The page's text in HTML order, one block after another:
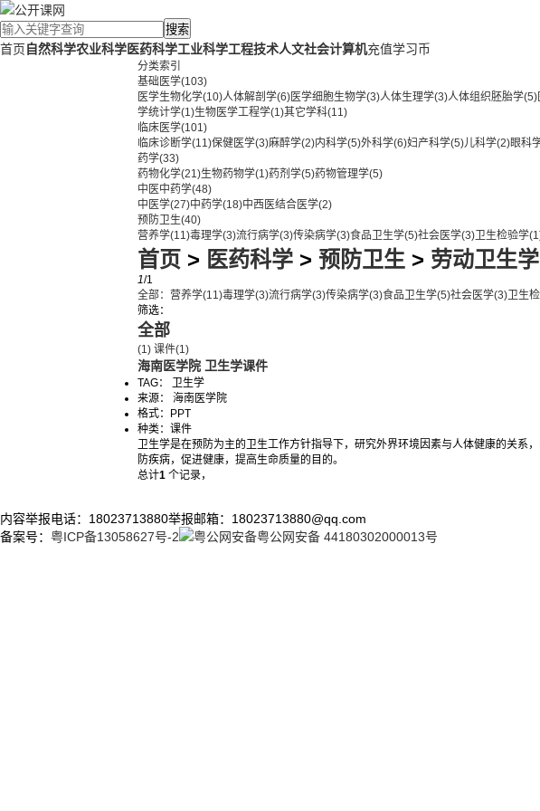
搜索
首页自然科学农业科学医药科学工业科学工程技术人文社会计算机充值学习币
分类索引
基础医学(103)
医学生物化学(10)人体解剖学(6)医学细胞生物学(3)人体生理学(3)人体组织胚胎学(5)
学统计学(1)生物医学工程学(1)其它学科(11)
临床医学(101)
临床诊断学(11)保健医学(3)麻醉学(2)内科学(5)外科学(6)妇产科学(5)儿科学(2)眼科
药学(33)
药物化学(21)生物药物学(1)药剂学(5)药物管理学(5)
中医中药学(48)
中医学(27)中药学(18)中西医结合医学(2)
预防卫生(40)
营养学(11)毒理学(3)流行病学(3)传染病学(3)食品卫生学(5)社会医学(3) 卫生检验学
首页 > 医药科学 > 预防卫生 > 劳动卫生学
1/1
全部： 营养学(11)毒理学(3)流行病学(3)传染病学(3)食品卫生学(5)社会医学(3) 卫生
筛选：
全部
(1) 课件(1)
海南医学院 卫生学课件
TAG： 卫生学
来源： 海南医学院
格式：
PPT
种类： 课件
卫生学是在预防为主的卫生工作方针指导下，研究外界环境因素与人体健康的关
防疾病，促进健康，提高生命质量的目的。
总计1 个记录，
内容举报电话：18023713880举报邮箱：18023713880@qq.com
备案号： 粤ICP备13058627号-2 粤公网安备 44180302000013号